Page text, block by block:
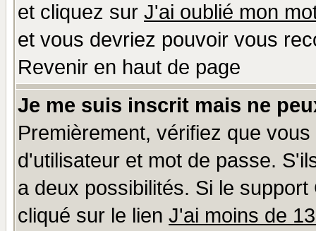
et cliquez sur J'ai oublié mon
et vous devriez pouvoir vous
Revenir en haut de page
Je me suis inscrit mais ne
Premièrement, vérifiez que
d'utilisateur et mot de passe.
a deux possibilités. Si le
cliqué sur le lien J'ai moins de